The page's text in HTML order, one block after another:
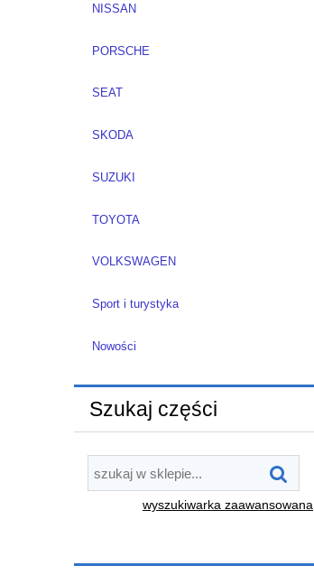
NISSAN
PORSCHE
SEAT
SKODA
SUZUKI
TOYOTA
VOLKSWAGEN
Sport i turystyka
Nowości
Szukaj części
wyszukiwarka zaawansowana